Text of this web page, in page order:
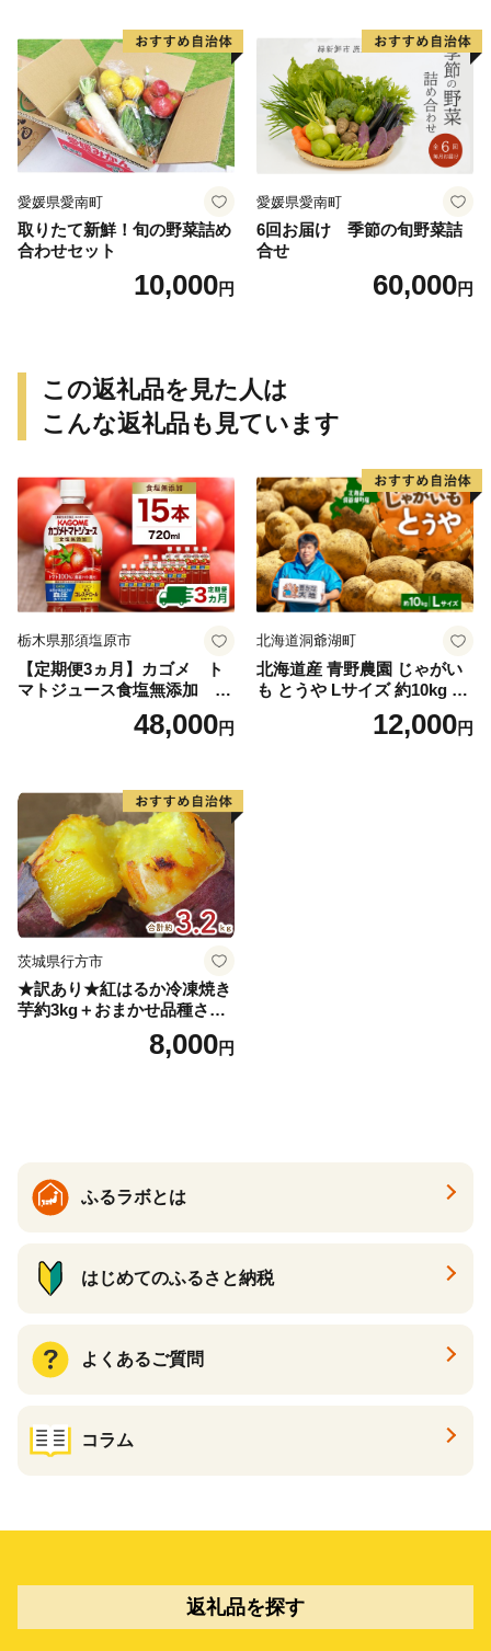
芋 ほしいも スイートポテト
いも天 サイズミックス 甘い
ねっとり 生芋 新芋 あんのう
いも 甘藷 べにはるか スイー
ツ 国産 糖度 産地直送 農家直
送 数量限定 21000円 愛媛 愛
南 ミッチーのおみかん畑
愛媛県愛南町
取りたて新鮮！旬の野菜詰め
合わせセット
10,000円
愛媛県愛南町
6回お届け 季節の旬野菜詰
合せ
60,000円
この返礼品を見た人は
こんな返礼品も見ています
栃木県那須塩原市
【定期便3ヵ月】カゴメ ト
マトジュース食塩無添加 72
0ml PET×15本 1ケース 毎月
届く 3ヵ月 3回コース ns001-
48,000円
北海道洞爺湖町
北海道産 青野農園 じゃがい
も とうや Lサイズ 約10kg 20
26年10月初旬～12月下旬頃お
届け 先行予約 北海道 ジャガ
12,000円
茨城県行方市
★訳あり★紅はるか冷凍焼き
芋約3kg＋おまかせ品種さつ
まいも 合計約3.2kg｜さつ
まいも サツマイモ さつま芋
8,000円
ふるラボとは
はじめてのふるさと納税
よくあるご質問
コラム
返礼品を探す